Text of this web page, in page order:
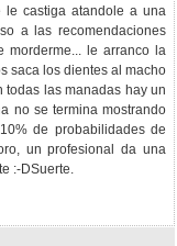
le castiga atandole a una
a las recomendaciones
morderme... le arranco la
saca los dientes al macho
las manadas hay un
no se termina mostrando
de probabilidades de
un profesional da una
:-DSuerte.